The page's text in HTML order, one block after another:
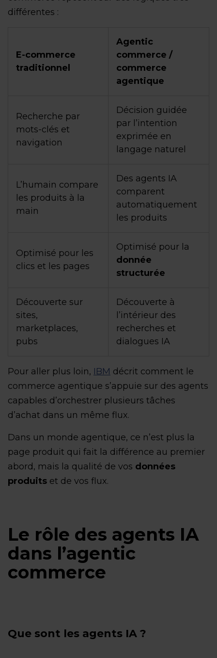
différentes :
E-commerce
traditionnel
Agentic
commerce /
commerce
agentique
Recherche par
mots-clés et
navigation
Décision guidée
par l’intention
exprimée en
langage naturel
L’humain compare
les produits à la
main
Des agents IA
comparent
automatiquement
les produits
Optimisé pour les
clics et les pages
Optimisé pour la
donnée
structurée
Découverte sur
sites,
marketplaces,
pubs
Découverte à
l’intérieur des
recherches et
dialogues IA
Pour aller plus loin, IBM décrit comment le
commerce agentique s’appuie sur des agents
capables d’orchestrer plusieurs tâches
d’achat dans un même flux.
Dans un monde agentique, ce n’est plus la
page produit qui fait la différence au premier
abord, mais la qualité de vos données
produits et de vos flux.
Le rôle des agents IA
dans l’agentic
commerce
Que sont les agents IA ?